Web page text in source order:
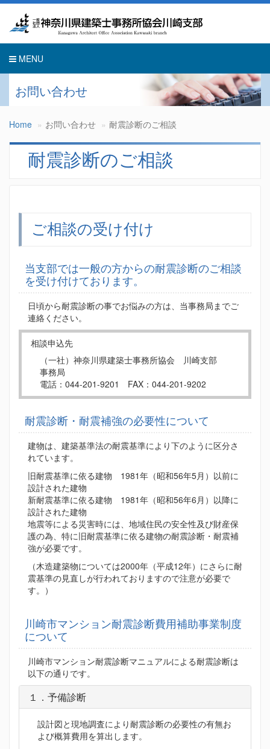
MENU
お問い合わせ
Home お問い合わせ 耐震診断のご相談
耐震診断のご相談
ご相談の受け付け
当支部では一般の方からの耐震診断のご相談
を受け付けております。
日頃から耐震診断の事でお悩みの方は、当事務局までご
連絡ください。
相談申込先
（一社）神奈川県建築士事務所協会 川崎支部
事務局
電話：044-201-9201 FAX：044-201-9202
耐震診断・耐震補強の必要性について
建物は、建築基準法の耐震基準により下のように区分さ
れています。
旧耐震基準に依る建物 1981年（昭和56年5月）以前に
設計された建物
新耐震基準に依る建物 1981年（昭和56年6月）以降に
設計された建物
地震等による災害時には、地域住民の安全性及び財産保
護の為、特に旧耐震基準に依る建物の耐震診断・耐震補
強が必要です。
（木造建築物については2000年（平成12年）にさらに耐
震基準の見直しが行われておりますので注意が必要で
す。）
川崎市マンション耐震診断費用補助事業制度
について
川崎市マンション耐震診断マニュアルによる耐震診断は
以下の通りです。
１．予備診断
設計図と現地調査により耐震診断の必要性の有無お
よび概算費用を算出します。